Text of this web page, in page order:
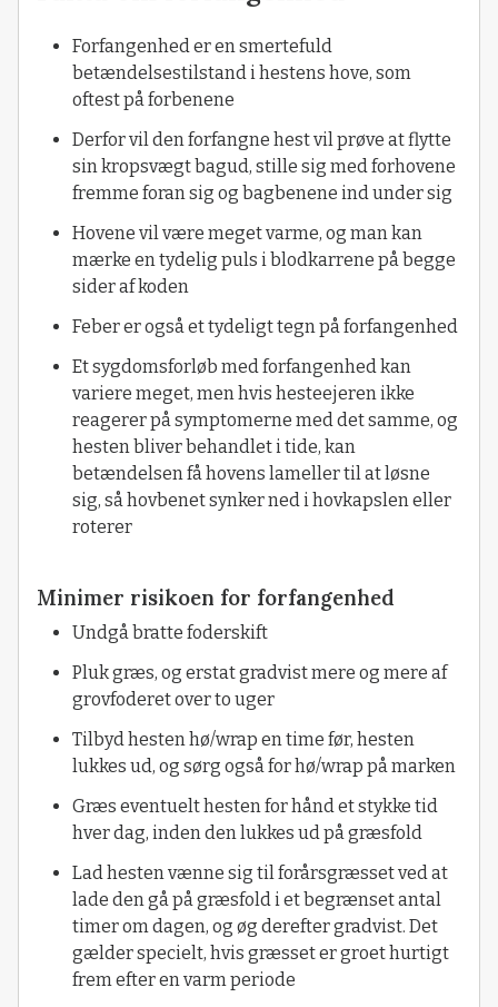
Forfangenhed er en smertefuld
betændelsestilstand i hestens hove, som
oftest på forbenene
Derfor vil den forfangne hest vil prøve at flytte
sin kropsvægt bagud, stille sig med forhovene
fremme foran sig og bagbenene ind under sig
Hovene vil være meget varme, og man kan
mærke en tydelig puls i blodkarrene på begge
sider af koden
Feber er også et tydeligt tegn på forfangenhed
Et sygdomsforløb med forfangenhed kan
variere meget, men hvis hesteejeren ikke
reagerer på symptomerne med det samme, og
hesten bliver behandlet i tide, kan
betændelsen få hovens lameller til at løsne
sig, så hovbenet synker ned i hovkapslen eller
roterer
Minimer risikoen for forfangenhed
Undgå bratte foderskift
Pluk græs, og erstat gradvist mere og mere af
grovfoderet over to uger
Tilbyd hesten hø/wrap en time før, hesten
lukkes ud, og sørg også for hø/wrap på marken
Græs eventuelt hesten for hånd et stykke tid
hver dag, inden den lukkes ud på græsfold
Lad hesten vænne sig til forårsgræsset ved at
lade den gå på græsfold i et begrænset antal
timer om dagen, og øg derefter gradvist. Det
gælder specielt, hvis græsset er groet hurtigt
frem efter en varm periode